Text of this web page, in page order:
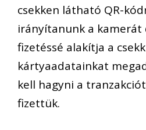
csekken látható QR-
irányítanunk a kamerát
fizetéssé alakítja a
kártyaadatainkat
kell hagyni a
fizettük.